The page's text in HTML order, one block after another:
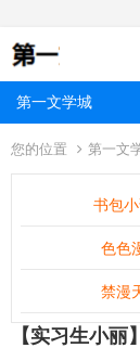
第一文学城
您的位置 第一文
书包
色色
禁漫
【实习生小丽